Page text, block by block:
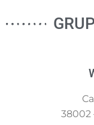
38002